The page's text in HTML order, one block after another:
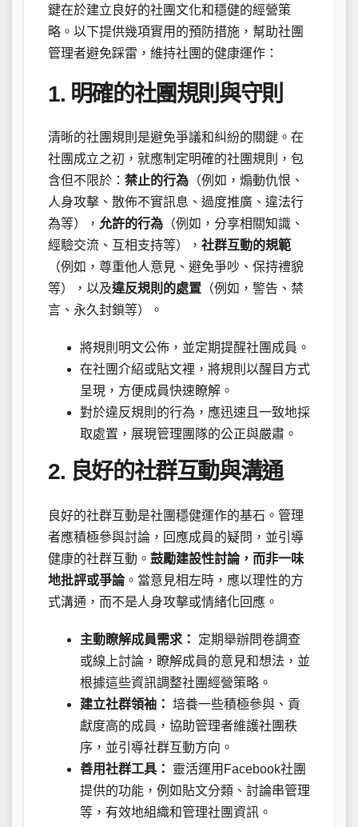
鍵在於建立良好的社團文化和穩健的經營策
略。以下提供幾項實用的預防措施，幫助社團
管理者避免踩雷，維持社團的健康運作：
1. 明確的社團規則與守則
清晰的社團規則是避免爭議和糾紛的關鍵。在
社團成立之初，就應制定明確的社團規則，包
含但不限於： 禁止的行為 （例如，煽動仇恨、
人身攻擊、散佈不實訊息、過度推廣、違法行
為等）， 允許的行為 （例如，分享相關知識、
經驗交流、互相支持等）， 社群互動的規範
（例如，尊重他人意見、避免爭吵、保持禮貌
等），以及違反規則的處置 （例如，警告、禁
言、永久封鎖等）。
將規則明文公佈，並定期提醒社團成員。
在社團介紹或貼文裡，將規則以醒目方式
呈現，方便成員快速瞭解。
對於違反規則的行為，應迅速且一致地採
取處置，展現管理團隊的公正與嚴肅。
2. 良好的社群互動與溝通
良好的社群互動是社團穩健運作的基石。管理
者應積極參與討論，回應成員的疑問，並引導
健康的社群互動。 鼓勵建設性討論，而非一味
地批評或爭論。當意見相左時，應以理性的方
式溝通，而不是人身攻擊或情緒化回應。
主動瞭解成員需求：
定期舉辦問卷調查
或線上討論，瞭解成員的意見和想法，並
根據這些資訊調整社團經營策略。
建立社群領袖： 培養一些積極參與、貢
獻度高的成員，協助管理者維護社團秩
序，並引導社群互動方向。
善用社群工具：
靈活運用Facebook社團
提供的功能，例如貼文分類、討論串管理
等，有效地組織和管理社團資訊。